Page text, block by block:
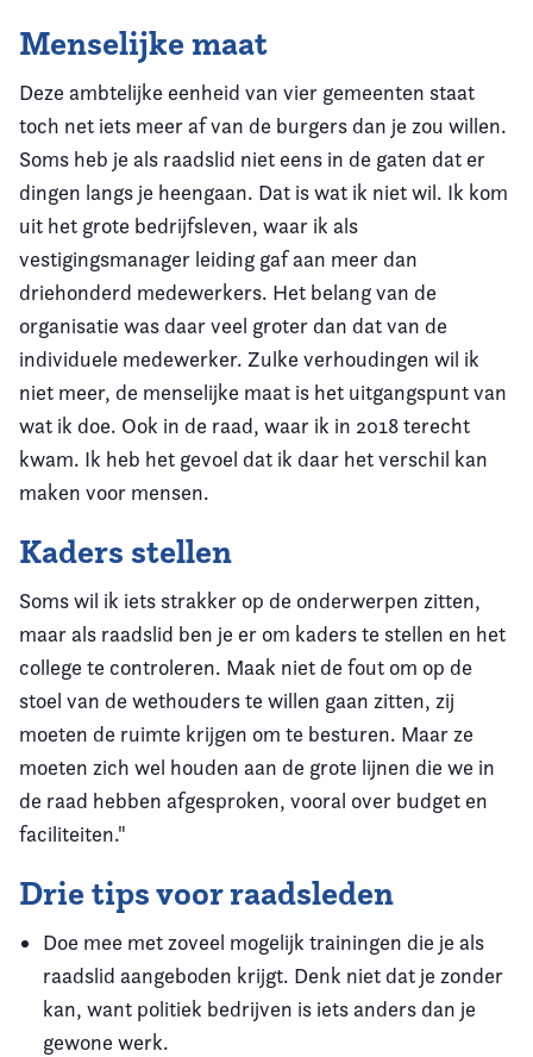
Menselijke maat
Deze ambtelijke eenheid van vier gemeenten staat
toch net iets meer af van de burgers dan je zou willen.
Soms heb je als raadslid niet eens in de gaten dat er
dingen langs je heengaan. Dat is wat ik niet wil. Ik kom
uit het grote bedrijfsleven, waar ik als
vestigingsmanager leiding gaf aan meer dan
driehonderd medewerkers. Het belang van de
organisatie was daar veel groter dan dat van de
individuele medewerker. Zulke verhoudingen wil ik
niet meer, de menselijke maat is het uitgangspunt van
wat ik doe. Ook in de raad, waar ik in 2018 terecht
kwam. Ik heb het gevoel dat ik daar het verschil kan
maken voor mensen.
Kaders stellen
Soms wil ik iets strakker op de onderwerpen zitten,
maar als raadslid ben je er om kaders te stellen en het
college te controleren. Maak niet de fout om op de
stoel van de wethouders te willen gaan zitten, zij
moeten de ruimte krijgen om te besturen. Maar ze
moeten zich wel houden aan de grote lijnen die we in
de raad hebben afgesproken, vooral over budget en
faciliteiten."
Drie tips voor raadsleden
Doe mee met zoveel mogelijk trainingen die je als
raadslid aangeboden krijgt. Denk niet dat je zonder
kan, want politiek bedrijven is iets anders dan je
gewone werk.